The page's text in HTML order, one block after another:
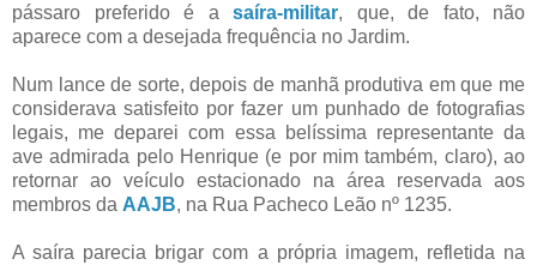
pássaro preferido é a saíra-militar, que, de fato, não
aparece com a desejada frequência no Jardim.
Num lance de sorte, depois de manhã produtiva em que me
considerava satisfeito por fazer um punhado de fotografias
legais, me deparei com essa belíssima representante da
ave admirada pelo Henrique (e por mim também, claro), ao
retornar ao veículo estacionado na área reservada aos
membros da AAJB, na Rua Pacheco Leão nº 1235.
A saíra parecia brigar com a própria imagem, refletida na